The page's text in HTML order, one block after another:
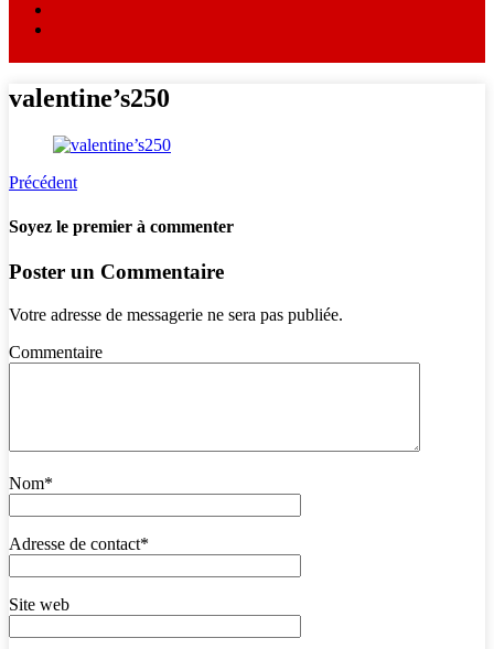
valentine’s250
Précédent
Soyez le premier à commenter
Poster un Commentaire
Votre adresse de messagerie ne sera pas publiée.
Commentaire
Nom*
Adresse de contact*
Site web